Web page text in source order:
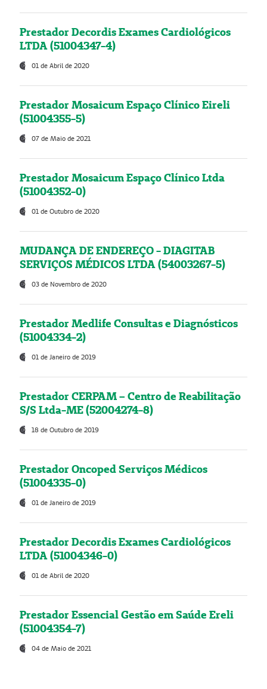
Prestador Decordis Exames Cardiológicos
LTDA (51004347-4)
01 de Abril de 2020
Prestador Mosaicum Espaço Clínico Eireli
(51004355-5)
07 de Maio de 2021
Prestador Mosaicum Espaço Clínico Ltda
(51004352-0)
01 de Outubro de 2020
MUDANÇA DE ENDEREÇO - DIAGITAB
SERVIÇOS MÉDICOS LTDA (54003267-5)
03 de Novembro de 2020
Prestador Medlife Consultas e Diagnósticos
(51004334-2)
01 de Janeiro de 2019
Prestador CERPAM – Centro de Reabilitação
S/S Ltda-ME (52004274-8)
18 de Outubro de 2019
Prestador Oncoped Serviços Médicos
(51004335-0)
01 de Janeiro de 2019
Prestador Decordis Exames Cardiológicos
LTDA (51004346-0)
01 de Abril de 2020
Prestador Essencial Gestão em Saúde Ereli
(51004354-7)
04 de Maio de 2021